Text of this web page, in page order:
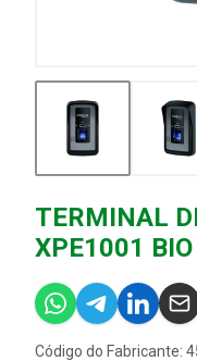
TERMINAL
XPE1001 BIO
Código do Fabricante: